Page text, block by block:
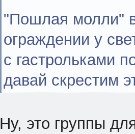
"Пошлая молли"
ограждении у
с гастрольками
давай скрестим
Ну, это группы